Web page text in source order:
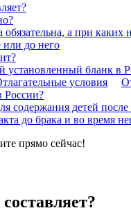
а при каких
или до него
установленный бланк в
условия
России?
содержания детей после
до брака и во время
прямо сейчас!